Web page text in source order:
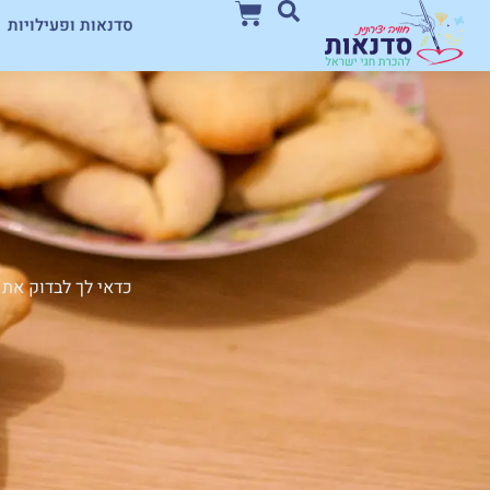
סדנאות ופעילויות
שתפו:
מתי פורים 2026 ה'תשפ"ו
תענית אסתר תחול ב י"ג באדר 2 למרץ 2026.
חג פורים ביום שלישי, י"ד באדר , 3 במרץ 2026
בערים מוקפות חומה, כמו ירושלים, ובבתי הספר
חג פורים בחו"ל
חג פורים בחו"ל נחגג בכל מקום שיש יהודים.
יום אחד בשנה, עם ישראל מתאסף בבתי כנסת
טובות ואם עדיין לא גיליתם על איזה חג מדובר,